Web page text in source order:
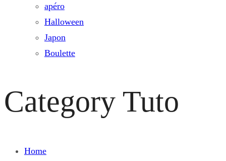
apéro
Halloween
Japon
Boulette
Category Tuto
Home